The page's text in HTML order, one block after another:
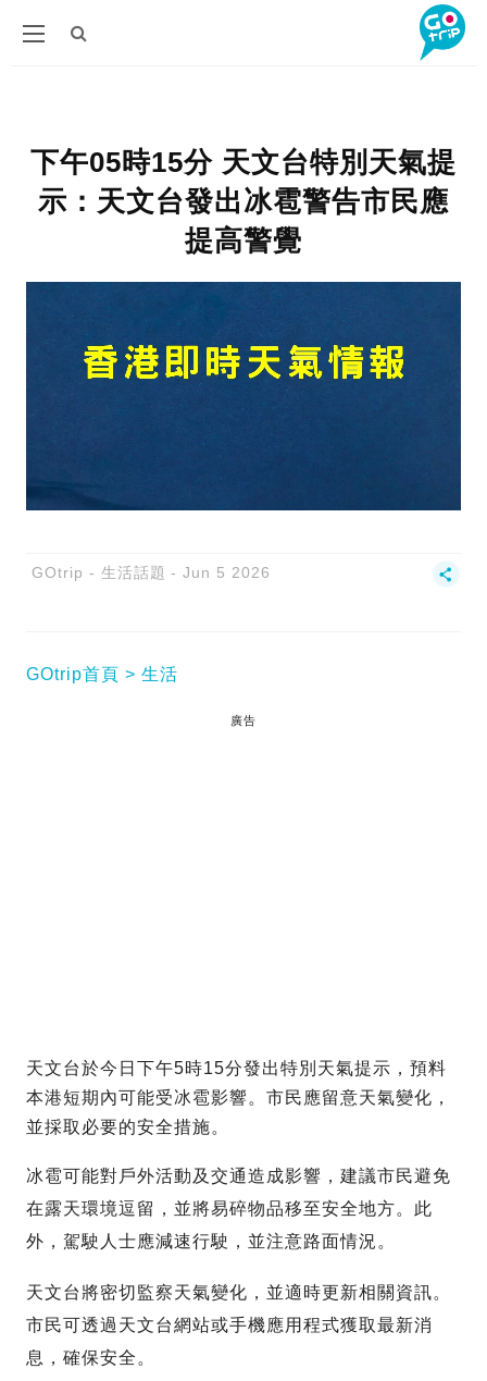
下午05時15分 天文台特別天氣提
示：天文台發出冰雹警告市民應
提高警覺
GOtrip - 生活話題 Jun 5 2026
GOtrip首頁 生活
廣告
天文台於今日下午5時15分發出特別天氣提示，預料
本港短期內可能受冰雹影響。市民應留意天氣變化，
並採取必要的安全措施。
冰雹可能對戶外活動及交通造成影響，建議市民避免
在露天環境逗留，並將易碎物品移至安全地方。此
外，駕駛人士應減速行駛，並注意路面情況。
天文台將密切監察天氣變化，並適時更新相關資訊。
市民可透過天文台網站或手機應用程式獲取最新消
息，確保安全。